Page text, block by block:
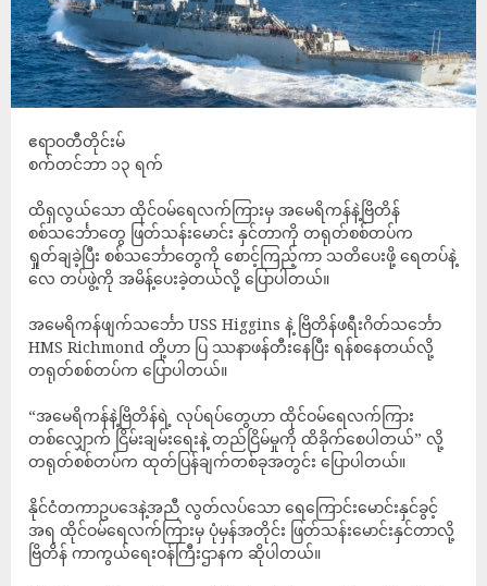
ဧရာဝတီတိုင်းမ်
စက်တင်ဘာ ၁၃ ရက်
ထိရှလွယ်သော ထိုင်ဝမ်ရေလက်ကြားမှ အမေရိကန်နဲ့ဗြိတိန်
စစ်သင်္ဘောတွေ ဖြတ်သန်းမောင်း နှင်တာကို တရုတ်စစ်တပ်က
ရှုတ်ချခဲ့ပြီး စစ်သင်္ဘောတွေကို စောင့်ကြည့်ကာ သတိပေးဖို့ ရေတပ်နဲ့
လေ တပ်ဖွဲ့ကို အမိန့်ပေးခဲ့တယ်လို့ ပြောပါတယ်။
အမေရိကန်ဖျက်သင်္ဘော USS Higgins နဲ့ ဗြိတိန်ဖရီးဂိတ်သင်္ဘော
HMS Richmond တို့ဟာ ပြ ဿနာဖန်တီးနေပြီး ရန်စနေတယ်လို့
တရုတ်စစ်တပ်က ပြောပါတယ်။
“အမေရိကန်နဲ့ဗြိတိန်ရဲ့ လုပ်ရပ်တွေဟာ ထိုင်ဝမ်ရေလက်ကြား
တစ်လျှောက် ငြိမ်းချမ်းရေးနဲ့ တည်ငြိမ်မှုကို ထိခိုက်စေပါတယ်” လို့
တရုတ်စစ်တပ်က ထုတ်ပြန်ချက်တစ်ခုအတွင်း ပြောပါတယ်။
နိုင်ငံတကာဥပဒေနဲ့အညီ လွတ်လပ်သော ရေကြောင်းမောင်းနှင်ခွင့်
အရ ထိုင်ဝမ်ရေလက်ကြားမှ ပုံမှန်အတိုင်း ဖြတ်သန်းမောင်းနှင်တာလို့
ဗြိတိန် ကာကွယ်ရေးဝန်ကြီးဌာနက ဆိုပါတယ်။